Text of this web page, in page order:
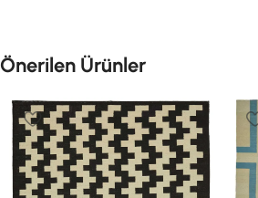
Önerilen Ürünler